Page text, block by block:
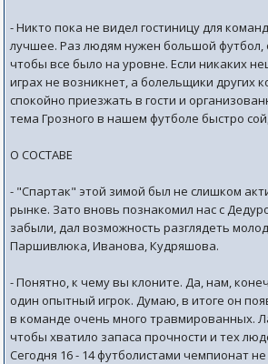
- Никто пока не видел гостиницу для
лучшее. Раз людям нужен большой футбол,
чтобы все было на уровне. Если никаких
играх не возникнет, а болельщики других
спокойно приезжать в гости и
тема Грозного в нашем футболе быстро
О СОСТАВЕ
- "Спартак" этой зимой был не слишком
рынке. Зато вновь познакомил нас с
забыли, дал возможность разглядеть
Паршивлюка, Иванова, Кудряшова.
- Понятно, к чему вы клоните. Да, нам,
один опытный игрок. Думаю, в итоге он
в команде очень много травмированных.
чтобы хватило запаса прочности и тех
Сегодня 16 - 14 футболистами чемпионат